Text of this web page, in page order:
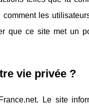
les
que ce site met un
vie privée ?
Le site